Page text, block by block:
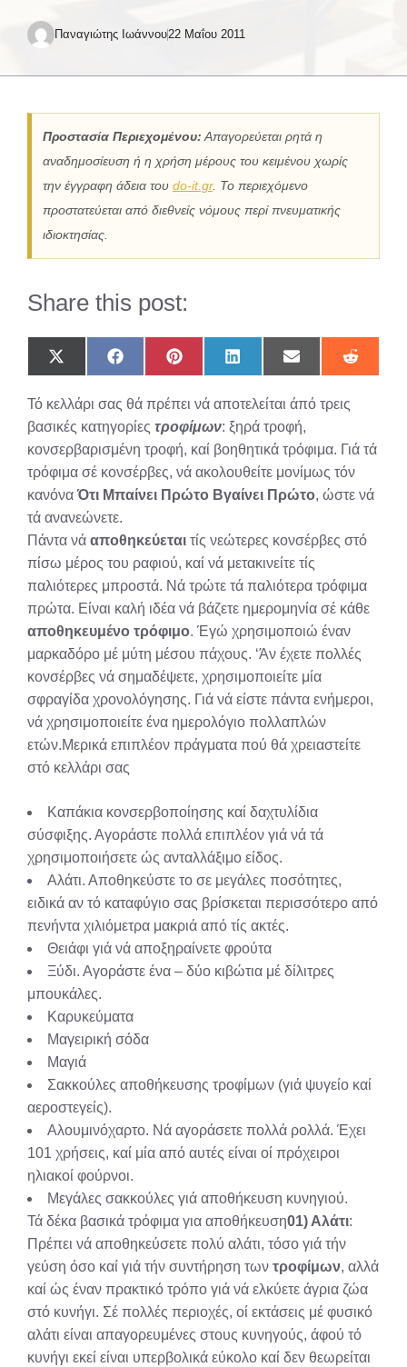
Παναγιώτης Ιωάννου22 Μαΐου 2011
Προστασία Περιεχομένου: Απαγορεύεται ρητά η
αναδημοσίευση ή η χρήση μέρους του κειμένου χωρίς
την έγγραφη άδεια του do-it.gr. Το περιεχόμενο
προστατεύεται από διεθνείς νόμους περί πνευματικής
ιδιοκτησίας.
Share this post:
Share
on
(Twitter)
Share
on
Share
on
Share
on
Share
on
Share
on
Τό κελλάρι σας θά πρέπει νά αποτελείται άπό τρεις
βασικές κατηγορίες τροφίμων: ξηρά τροφή,
κονσερβαρισμένη τροφή, καί βοηθητικά τρόφιμα. Γιά τά
τρόφιμα σέ κονσέρβες, νά ακολουθείτε μονίμως τόν
κανόναΌτι Μπαίνει Πρώτο Βγαίνει Πρώτο, ώστε νά
τά ανανεώνετε.
Πάντα νά αποθηκεύεται τίς νεώτερες κονσέρβες στό
πίσω μέρος του ραφιού, καί νά μετακινείτε τίς
παλιότερες μπροστά. Νά τρώτε τά παλιότερα τρόφιμα
πρώτα. Είναι καλή ιδέα νά βάζετε ημερομηνία σέ κάθε
αποθηκευμένο τρόφιμο. Έγώ χρησιμοποιώ έναν
μαρκαδόρο μέ μύτη μέσου πάχους. ‘Άν έχετε πολλές
κονσέρβες νά σημαδέψετε, χρησιμοποιείτε μία
σφραγίδα χρονολόγησης. Γιά νά είστε πάντα ενήμεροι,
νά χρησιμοποιείτε ένα ημερολόγιο πολλαπλών
ετών.Μερικά επιπλέον πράγματα πού θά χρειαστείτε
στό κελλάρι σας
Καπάκια κονσερβοποίησης καί δαχτυλίδια
σύσφιξης. Αγοράστε πολλά επιπλέον γιά νά τά
χρησιμοποιήσε­τε ώς ανταλλάξιμο είδος.
Αλάτι. Αποθηκεύστε το σε μεγάλες ποσότητες,
ειδικά αν τό καταφύγιο σας βρίσκεται περισσότερο από
πε­νήντα χιλιόμετρα μακριά από τίς ακτές.
Θειάφι γιά νά αποξηραίνετε φρούτα
Ξύδι. Αγοράστε ένα – δύο κιβώτια μέ δίλιτρες
μπουκάλες.
Καρυκεύματα
Μαγειρική σόδα
Μαγιά
Σακκούλες αποθήκευσης τροφίμων (γιά ψυγείο καί
αεροστεγείς).
Αλουμινόχαρτο. Νά αγοράσετε πολλά ρολλά. Έχει
101 χρήσεις, καί μία από αυτές είναι οί πρόχειροι
ηλιακοί φούρνοι.
Μεγάλες σακκούλες γιά αποθήκευση κυνηγιού.
Τά δέκα βασικά τρόφιμα για αποθήκευση01) Αλάτι:
Πρέπει νά αποθηκεύσετε πολύ αλάτι, τόσο γιά τήν
γεύση όσο καί γιά τήν συντήρηση των τροφίμων, αλλά
καί ώς έναν πρακτικό τρόπο γιά νά ελκύετε άγρια ζώα
στό κυνήγι. Σέ πολλές περιοχές, οί εκτάσεις μέ φυσικό
αλάτι είναι απαγορευμένες στους κυνηγούς, άφού τό
κυνήγι εκεί είναι υπερβολικά εύκολο καί δεν θεωρείται